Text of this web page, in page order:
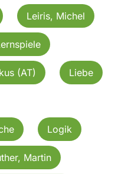
Leiris, Michel
(AT) Liebe
Logik
Martin